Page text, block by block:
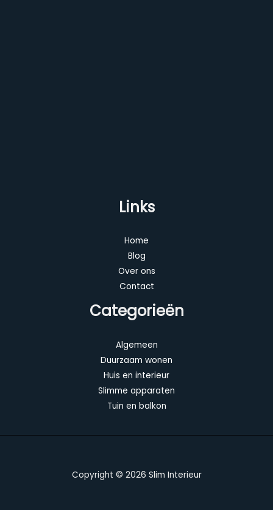
Links
Home
Blog
Over ons
Contact
Categorieën
Algemeen
Duurzaam wonen
Huis en interieur
Slimme apparaten
Tuin en balkon
Copyright © 2026 Slim Interieur